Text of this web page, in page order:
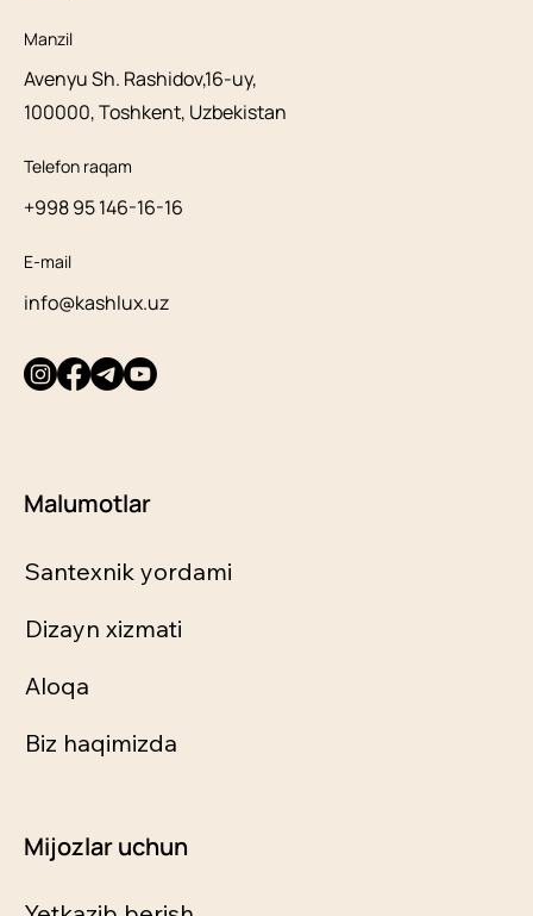
Manzil
Avenyu Sh. Rashidov,16-uy,
100000, Toshkent, Uzbekistan
Telefon raqam
+998 95 146-16-16
E-mail
info@kashlux.uz
Malumotlar
Santexnik yordami
Dizayn xizmati
Aloqa
Biz haqimizda
Mijozlar uchun